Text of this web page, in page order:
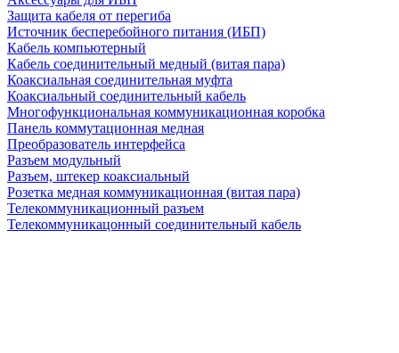
Защита кабеля от перегиба
Источник бесперебойного питания (ИБП)
Кабель компьютерный
Кабель соединительный медный (витая пара)
Коаксиальная соединительная муфта
Коаксиальный соединительный кабель
Многофункциональная коммуникационная коробка
Панель коммутационная медная
Преобразователь интерфейса
Разъем модульный
Разъем, штекер коаксиальный
Розетка медная коммуникационная (витая пара)
Телекоммуникационный разъем
Телекоммуникацонный соединительный кабель